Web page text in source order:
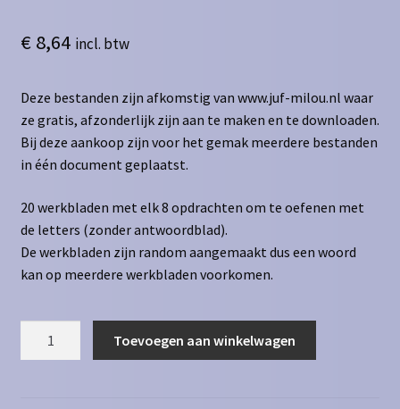
€8,64 incl. btw
Deze bestanden zijn afkomstig van www.juf-milou.nl waar
ze gratis, afzonderlijk zijn aan te maken en te downloaden.
Bij deze aankoop zijn voor het gemak meerdere bestanden
in één document geplaatst.
20 werkbladen met elk 8 opdrachten om te oefenen met
de letters (zonder antwoordblad).
De werkbladen zijn random aangemaakt dus een woord
kan op meerdere werkbladen voorkomen.
Toevoegen aan winkelwagen